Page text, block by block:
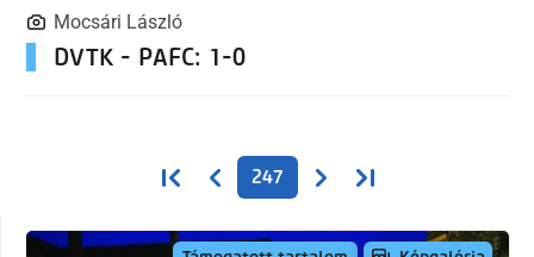
Mocsári László
DVTK - PAFC: 1-0
Első oldalElőző oldal
247 Következő oldal
Utolsó oldal